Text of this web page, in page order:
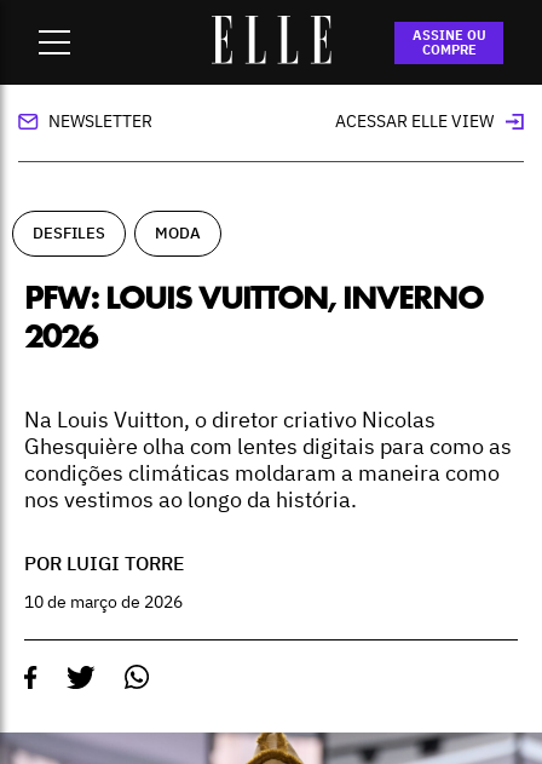
ASSINE OU
COMPRE
PFW: Louis Vuitton, inverno 2026
NEWSLETTER ACESSAR ELLE VIEW
DESFILES MODA
PFW: LOUIS VUITTON, INVERNO
2026
Na Louis Vuitton, o diretor criativo Nicolas
Ghesquière olha com lentes digitais para como as
condições climáticas moldaram a maneira como
nos vestimos ao longo da história.
POR LUIGI TORRE
10 de março de 2026